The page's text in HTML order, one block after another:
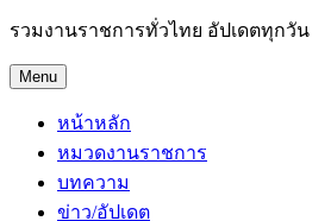
รวมงานราชการทั่วไทย อัปเดตทุกวัน
Menu
หน้าหลัก
หมวดงานราชการ
บทความ
ข่าว/อัปเดต